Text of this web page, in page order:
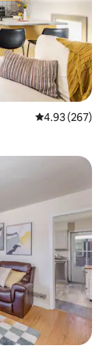
औसत रेटिंग 5 में से
4.93 (267)